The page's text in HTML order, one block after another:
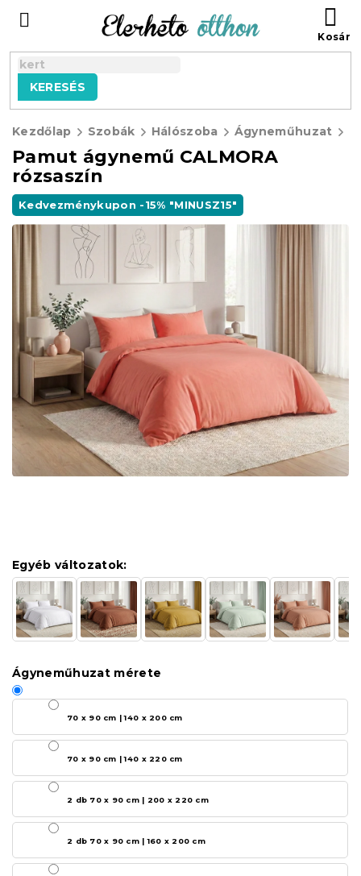
tartalomhoz
KERESÉS
Kezdőlap Szobák Hálószoba Ágyneműhuzat
Pamut ágynemű CALMORA
rózsaszín
Kedvezménykupon -15% "MINUSZ15"
Egyéb változatok:
Ágyneműhuzat mérete
70 x 90 cm | 140 x 200 cm
70 x 90 cm | 140 x 220 cm
2 db 70 x 90 cm | 200 x 220 cm
2 db 70 x 90 cm | 160 x 200 cm